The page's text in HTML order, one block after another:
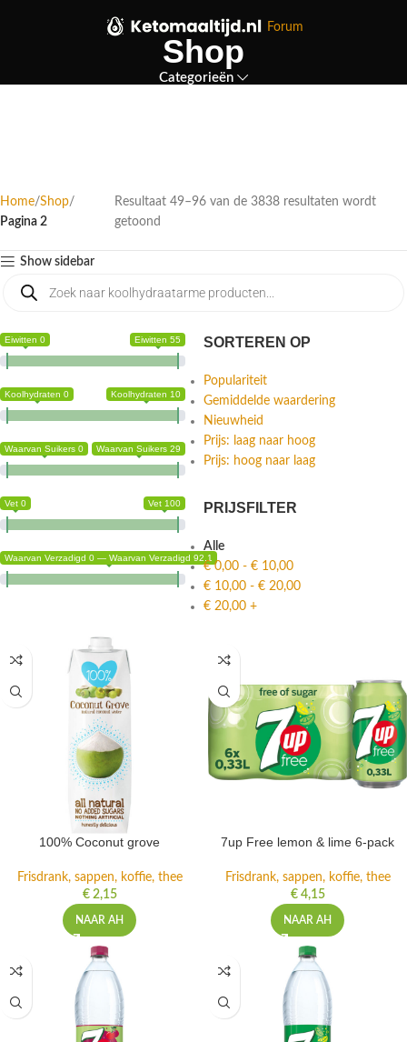
Forum
Shop
Categorieën
Home Shop
Pagina 2
Resultaat 49–96 van de 3838 resultaten wordt
getoond
Show sidebar
Eiwitten 0 Eiwitten 55
Koolhydraten 0 Koolhydraten 10
Waarvan Suikers 0 Waarvan Suikers 29
Vet 0 Vet 100
Waarvan Verzadigd 0 — Waarvan Verzadigd 92.1
SORTEREN OP
Populariteit
Gemiddelde waardering
Nieuwheid
Prijs: laag naar hoog
Prijs: hoog naar laag
PRIJSFILTER
Alle
€0,00 - € 10,00
€ 10,00 - € 20,00
€ 20,00 +
100% Coconut grove
Frisdrank, sappen, koffie, thee
€2,15
NAAR AH
7up Free lemon & lime 6-pack
Frisdrank, sappen, koffie, thee
€4,15
NAAR AH